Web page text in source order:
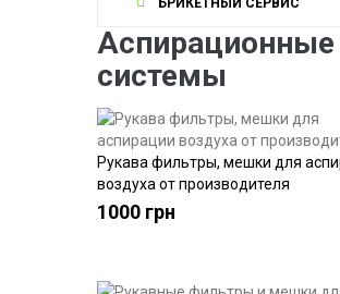
БРИКЕТНЫЙ СЕРВИС
Аспирационные
системы
Рукава фильтры, мешки для
воздуха от производителя
1000 грн